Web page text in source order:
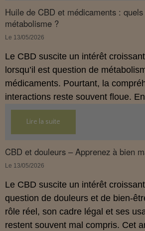
Huile de CBD et médicaments :
métabolisme ?
Le 13/05/2026
Le CBD suscite un intérêt
lorsqu’il est question de
médicaments. Pourtant, la
interactions reste souvent floue.
légal français impose des règles
usages externes du CBD sont
propose une mise au point claire
comprendre comment le CBD
démarche de prévention, sans
Lire la suite
CBD et douleurs – Apprenez à bien
Le 13/05/2026
Le CBD suscite un intérêt
question de douleurs et de
rôle réel, son cadre légal et ses
restent souvent mal compris. Cet